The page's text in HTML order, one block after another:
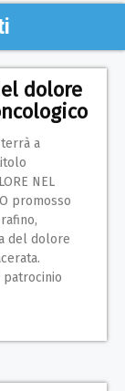
dolore
terrà a
NEL
promosso
del dolore